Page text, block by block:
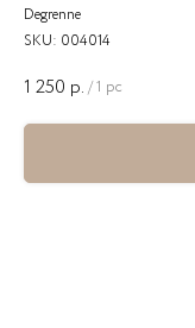
Degrenne
SKU: 004014
1 250 р. /1 pc